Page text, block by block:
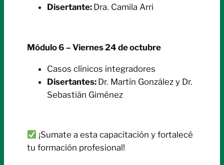
Disertante: Dra. Camila Arri
Módulo 6 – Viernes 24 de octubre
Casos clínicos integradores
Disertantes: Dr. Martín González y Dr.
Sebastián Giménez
¡Sumate a esta capacitación y fortalecé
tu formación profesional!